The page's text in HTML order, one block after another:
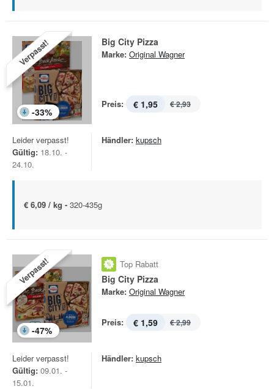
Verpasst!
-33%
Big City Pizza
Marke: Original Wagner
Preis: € 1,95 € 2,93
Leider verpasst!
Gültig: 18.10. -
24.10.
Händler: kupsch
€ 6,09 / kg - 320-435g
Verpasst!
-47%
Top Rabatt
Big City Pizza
Marke: Original Wagner
Preis: € 1,59 € 2,99
Leider verpasst!
Gültig: 09.01. -
15.01.
Händler: kupsch